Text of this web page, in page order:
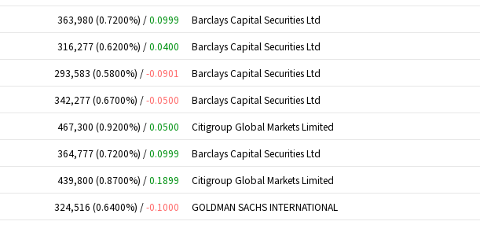
363,980 (0.7200%) /0.0999 Barclays Capital Securities Ltd
316,277 (0.6200%) /0.0400 Barclays Capital Securities Ltd
293,583 (0.5800%) /-0.0901 Barclays Capital Securities Ltd
342,277 (0.6700%) /-0.0500 Barclays Capital Securities Ltd
467,300 (0.9200%) /0.0500 Citigroup Global Markets Limited
364,777 (0.7200%) /0.0999 Barclays Capital Securities Ltd
439,800 (0.8700%) /0.1899 Citigroup Global Markets Limited
324,516 (0.6400%) /-0.1000 GOLDMAN SACHS INTERNATIONAL